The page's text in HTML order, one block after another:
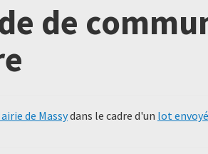
de
de Massydans le cadre d'un lot